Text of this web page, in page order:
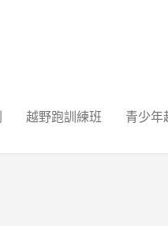
越野跑訓練班 青少年